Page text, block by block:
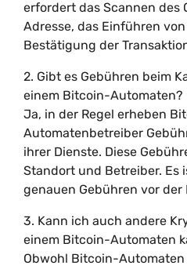
erfordert das Scannen des
Adresse, das Einführen
Bestätigung der
2. Gibt es Gebühren beim
einem Bitcoin-Automaten?
Ja, in der Regel erheben
Automatenbetreiber
ihrer Dienste. Diese
Standort und Betreiber. Es
genauen Gebühren vor
3. Kann ich auch andere
einem Bitcoin-Automaten
Obwohl Bitcoin-